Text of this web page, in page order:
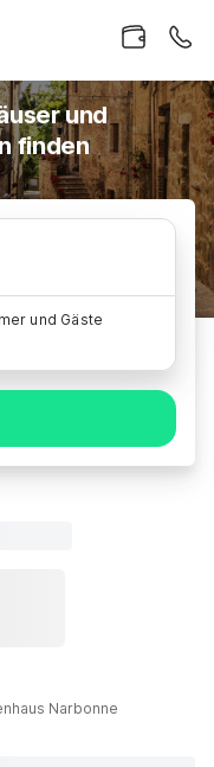
und
finden
und Gäste
Narbonne